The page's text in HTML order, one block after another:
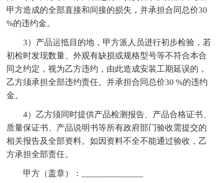
甲方造成的全部直接和间接的损失，并承担合同总价30
%的违约金。
3）产品运抵目的地，甲方派人员进行初步检验，若
初检时发现数量、外观有缺损或规格型号等不符合本合
同之约定，视为乙方违约，由此造成安装工期延误的，
乙方须承担全部违约责任。并承担合同总价30 %的违约
金。
4）乙方须同时提供产品检测报告、产品合格证书、
质量保证书、产品说明书等所有政府部门验收需提交的
相关报告及全部资料。如因资料不全不能通过验收，乙
方承担全部责任。
甲方（盖章）：______________